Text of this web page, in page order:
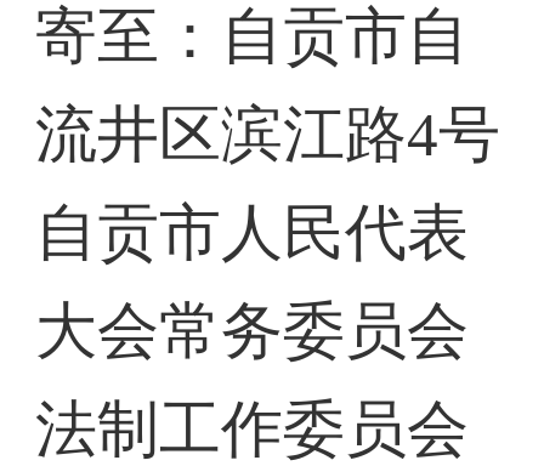
寄至：自贡市自
流井区滨江路4号
自贡市人民代表
大会常务委员会
法制工作委员会